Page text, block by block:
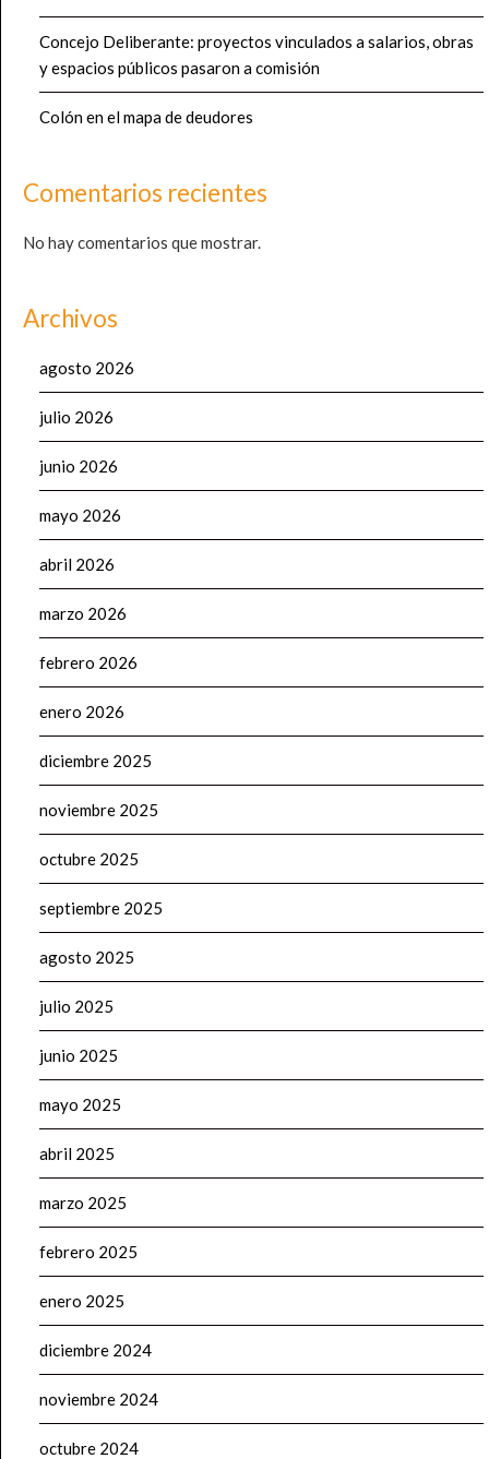
Concejo Deliberante: proyectos vinculados a salarios, obras
y espacios públicos pasaron a comisión
Colón en el mapa de deudores
Comentarios recientes
No hay comentarios que mostrar.
Archivos
agosto 2026
julio 2026
junio 2026
mayo 2026
abril 2026
marzo 2026
febrero 2026
enero 2026
diciembre 2025
noviembre 2025
octubre 2025
septiembre 2025
agosto 2025
julio 2025
junio 2025
mayo 2025
abril 2025
marzo 2025
febrero 2025
enero 2025
diciembre 2024
noviembre 2024
octubre 2024